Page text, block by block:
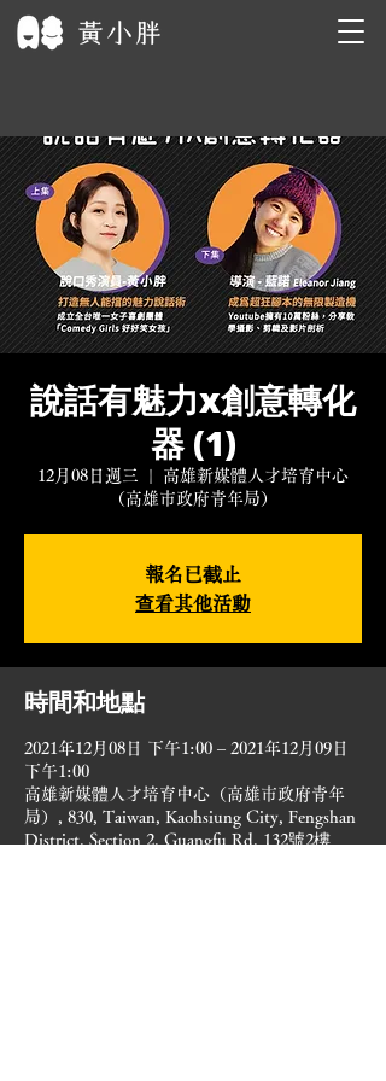
說話有魅力x創意轉化
器 (1)
12月08日週三
  |
高雄新媒體人才培育中心
（高雄市政府青年局）
報名已截止
查看其他活動
時間和地點
2021年12月08日 下午1:00 – 2021年12月09日
下午1:00
高雄新媒體人才培育中心（高雄市政府青年
局）, 830, Taiwan, Kaohsiung City, Fengshan
District, Section 2, Guangfu Rd, 132號2樓